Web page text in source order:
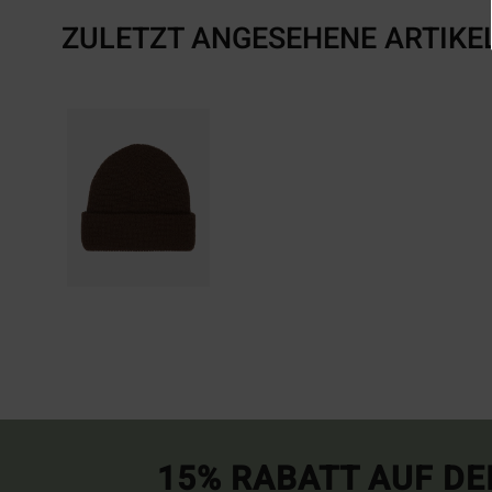
ZULETZT ANGESEHENE
15% RABATT AUF